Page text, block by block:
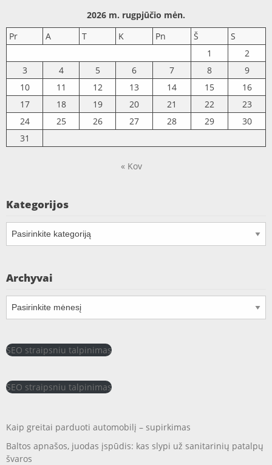
2026 m. rugpjūčio mėn.
Pr
A T K Pn Š
S
1
2
3
4 5 6 7 8
9
10
11 12 13 14 15
16
17
18 19 20 21 22
23
24
25 26 27 28 29
30
31
« Kov
Kategorijos
Archyvai
SEO straipsniu talpinimas
SEO straipsniu talpinimas
Kaip greitai parduoti automobilį – supirkimas
Baltos apnašos, juodas įspūdis: kas slypi už sanitarinių patalpų
švaros